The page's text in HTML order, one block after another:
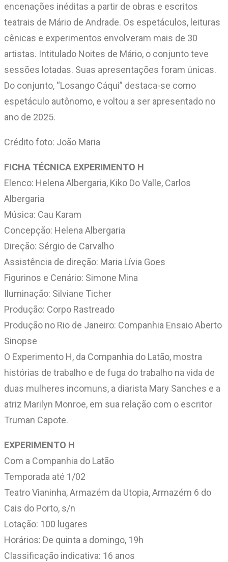
encenações inéditas a partir de obras e escritos
teatrais de Mário de Andrade. Os espetáculos, leituras
cênicas e experimentos envolveram mais de 30
artistas. Intitulado Noites de Mário, o conjunto teve
sessões lotadas. Suas apresentações foram únicas.
Do conjunto, “Losango Cáqui” destaca-se como
espetáculo autônomo, e voltou a ser apresentado no
ano de 2025.
Crédito foto: João Maria
FICHA TÉCNICA EXPERIMENTO H
Elenco: Helena Albergaria, Kiko Do Valle, Carlos
Albergaria
Música: Cau Karam
Concepção: Helena Albergaria
Direção: Sérgio de Carvalho
Assistência de direção: Maria Lívia Goes
Figurinos e Cenário: Simone Mina
Iluminação: Silviane Ticher
Produção: Corpo Rastreado
Produção no Rio de Janeiro: Companhia Ensaio Aberto
Sinopse
O Experimento H, da Companhia do Latão, mostra
histórias de trabalho e de fuga do trabalho na vida de
duas mulheres incomuns, a diarista Mary Sanches e a
atriz Marilyn Monroe, em sua relação com o escritor
Truman Capote.
EXPERIMENTO H
Com a Companhia do Latão
Temporada até 1/02
Teatro Vianinha, Armazém da Utopia, Armazém 6 do
Cais do Porto, s/n
Lotação: 100 lugares
Horários: De quinta a domingo, 19h
Classificação indicativa: 16 anos